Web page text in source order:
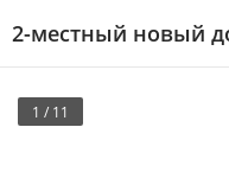
2-местный новый
1 / 11